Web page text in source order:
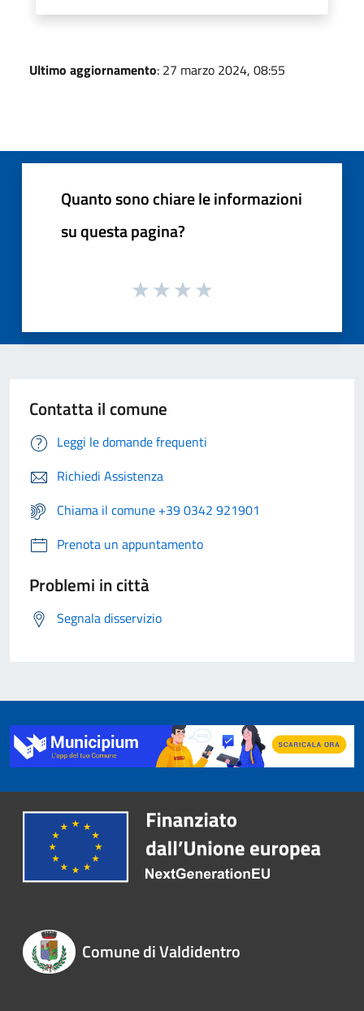
Ultimo aggiornamento: 27 marzo 2024, 08:55
Quanto sono chiare le informazioni
su questa pagina?
Contatta il comune
Leggi le domande frequenti
Richiedi Assistenza
Chiama il comune +39 0342 921901
Prenota un appuntamento
Problemi in città
Segnala disservizio
Comune di Valdidentro